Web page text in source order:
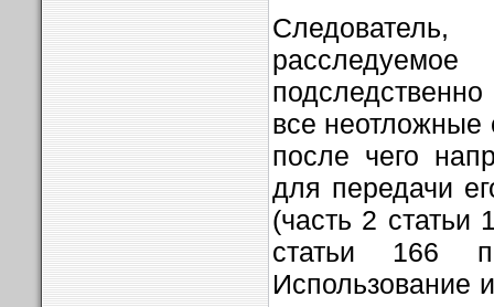
все неотложные
после чего
для передачи
(часть 2
статьи 166
Использование